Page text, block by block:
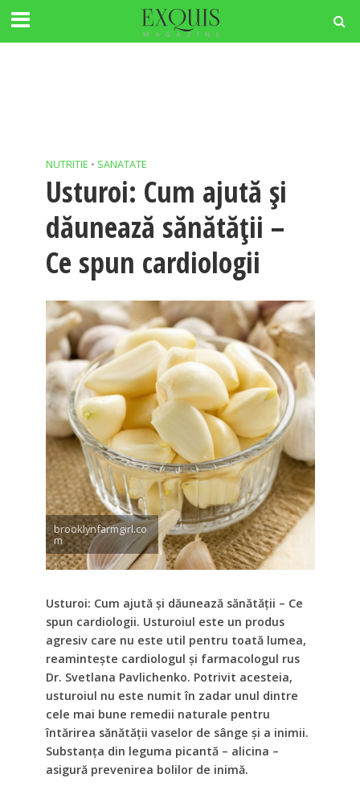
NUTRITIE • SANATATE
Usturoi: Cum ajută și
dăunează sănătății –
Ce spun cardiologii
brooklynfarmgirl.co
m
Usturoi: Cum ajută și dăunează sănătății – Ce
spun cardiologii. Usturoiul este un produs
agresiv care nu este util pentru toată lumea,
reamintește cardiologul și farmacologul rus
Dr. Svetlana Pavlichenko. Potrivit acesteia,
usturoiul nu este numit în zadar unul dintre
cele mai bune remedii naturale pentru
întărirea sănătății vaselor de sânge și a inimii.
Substanța din leguma picantă – alicina –
asigură prevenirea bolilor de inimă.